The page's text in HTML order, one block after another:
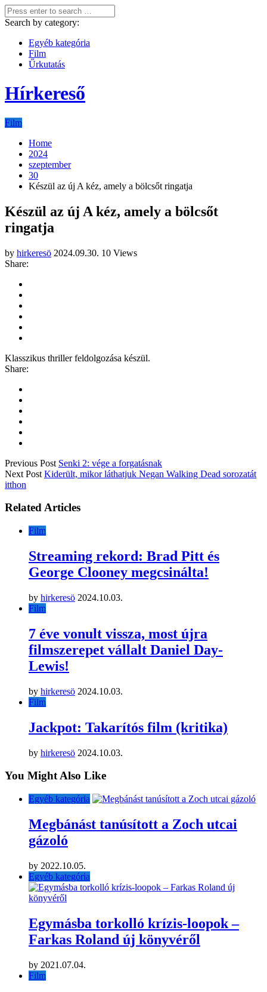
Search by category:
Egyéb kategória
Film
Űrkutatás
Hírkereső
Film
Home
2024
szeptember
30
Készül az új A kéz, amely a bölcsőt ringatja
Készül az új A kéz, amely a bölcsőt
ringatja
by hirkeresö 2024.09.30. 10 Views
Share:
Klasszikus thriller feldolgozása készül.
Share:
Previous Post Senki 2: vége a forgatásnak
Next Post Kiderült, mikor láthatjuk Negan Walking Dead sorozatát
itthon
Related Articles
Film
Streaming rekord: Brad Pitt és
George Clooney megcsinálta!
by hirkeresö 2024.10.03.
Film
7 éve vonult vissza, most újra
filmszerepet vállalt Daniel Day-
Lewis!
by hirkeresö 2024.10.03.
Film
Jackpot: Takarítós film (kritika)
by hirkeresö 2024.10.03.
You Might Also Like
Egyéb kategória
Megbánást tanúsított a Zoch utcai
gázoló
by 2022.10.05.
Egyéb kategória
Egymásba torkolló krízis-loopok –
Farkas Roland új könyvéről
by 2021.07.04.
Film